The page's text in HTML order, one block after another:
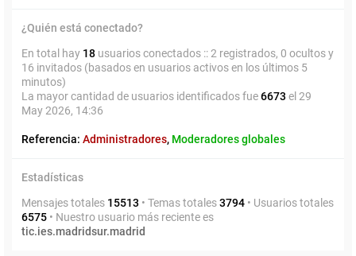
¿Quién está conectado?
En total hay 18 usuarios conectados :: 2 registrados, 0 ocultos y
16 invitados (basados en usuarios activos en los últimos 5
minutos)
La mayor cantidad de usuarios identificados fue6673 el 29
May 2026, 14:36
Referencia: Administradores, Moderadores globales
Estadísticas
Mensajes totales 15513 • Temas totales3794 • Usuarios totales
6575 • Nuestro usuario más reciente es
tic.ies.madridsur.madrid